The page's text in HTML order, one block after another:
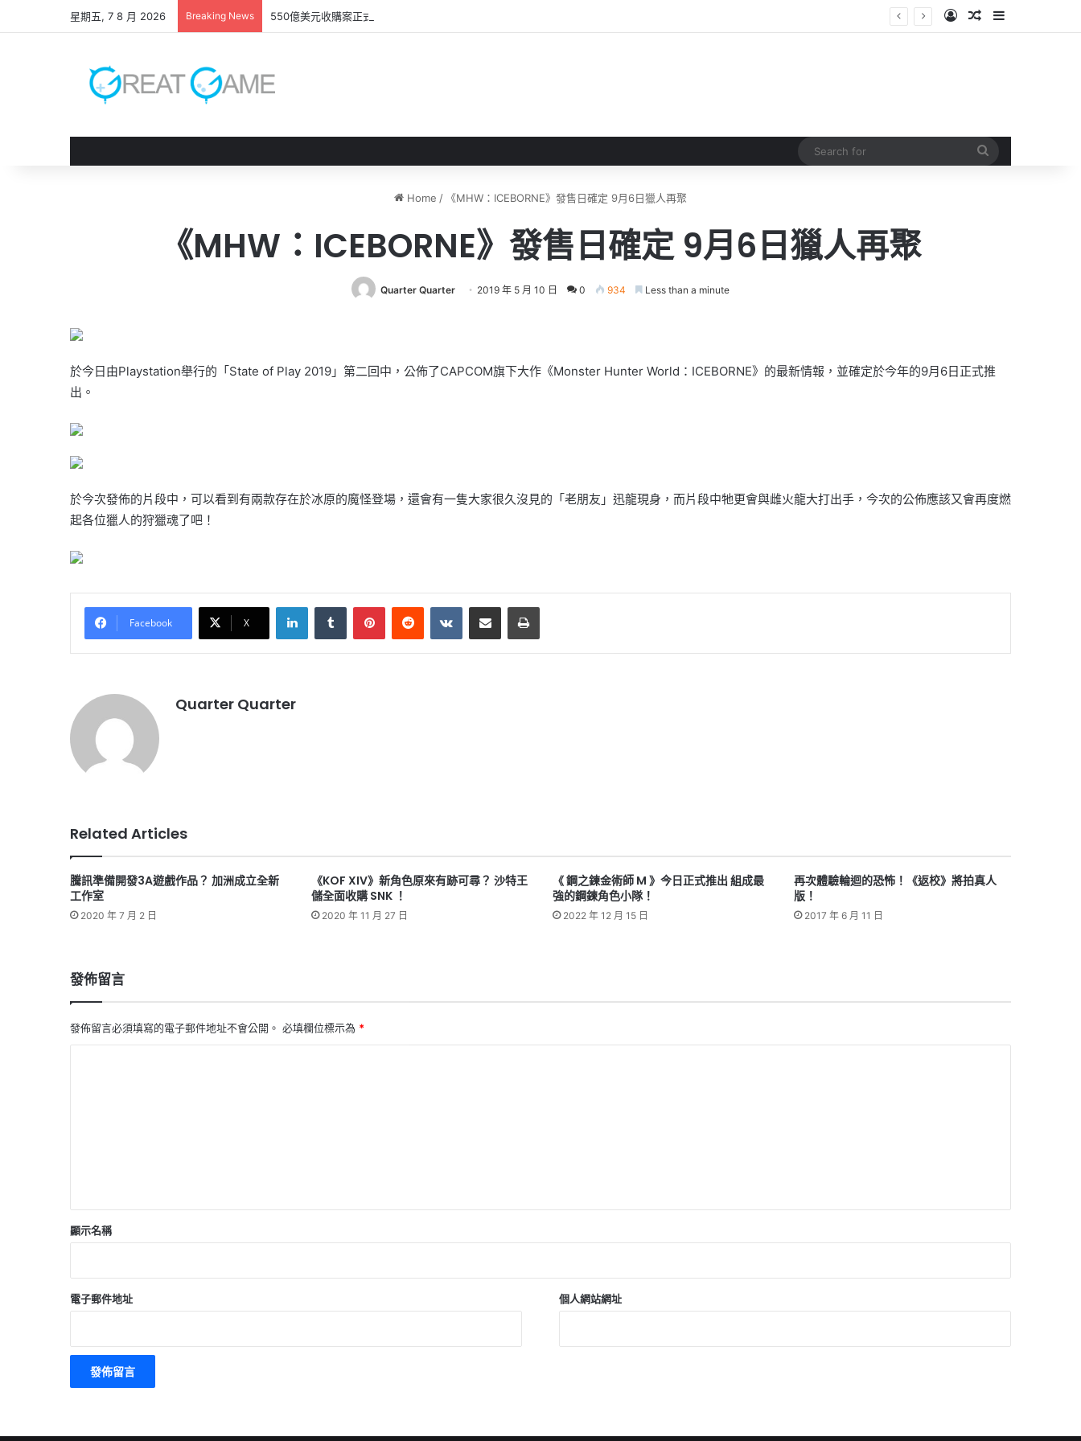
星期五, 7 8 月 2026 Breaking News 550億美元收購案正式完成 EA轉型成為私人公司 Log InRandom Article
Sidebar
Home / 《MHW：ICEBORNE》發售日確定 9月6日獵人再聚
《MHW：ICEBORNE》發售日確定 9月6日獵人再聚
Quarter Quarter 2019 年 5 月 10 日 0 934 Less than a minute
於今日由Playstation舉行的「State of Play 2019」第二回中，公佈了CAPCOM旗下大作《Monster Hunter World：ICEBORNE》的最新情報，並確定於今年的9月6日正式推
出。
於今次發佈的片段中，可以看到有兩款存在於冰原的魔怪登場，還會有一隻大家很久沒見的「老朋友」迅龍現身，而片段中牠更會與雌火龍大打出手，今次的公佈應該又會再度燃
起各位獵人的狩獵魂了吧！
Facebook X
LinkedInTumblr PinterestReddit VKontakteShare via Email Print
Quarter Quarter
Related Articles
騰訊準備開發3A遊戲作品？ 加洲成立全新
工作室
2020 年 7 月 2 日
《KOF XIV》新角色原來有跡可尋？ 沙特王
儲全面收購 SNK ！
2020 年 11 月 27 日
《 鋼之鍊金術師 M 》今日正式推出 組成最
強的鋼鍊角色小隊！
2022 年 12 月 15 日
再次體驗輪迴的恐怖！《返校》將拍真人
版！
2017 年 6 月 11 日
發佈留言
發佈留言必須填寫的電子郵件地址不會公開。 必填欄位標示為 *
顯示名稱
電子郵件地址 個人網站網址